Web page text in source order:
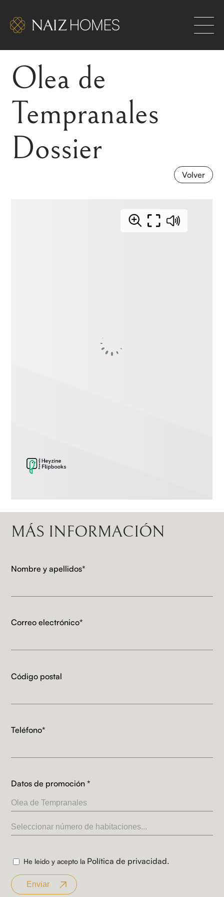
Hogares exclusivos para los que se atreven a
TAMBIÉN ES UN RETO
Olea de
Tempranales
Dossier
Volver
MÁS INFORMACIÓN
Nombre y apellidos*
Correo electrónico*
Código postal
Teléfono*
Datos de promoción *
He leido y acepto la Política de privacidad.